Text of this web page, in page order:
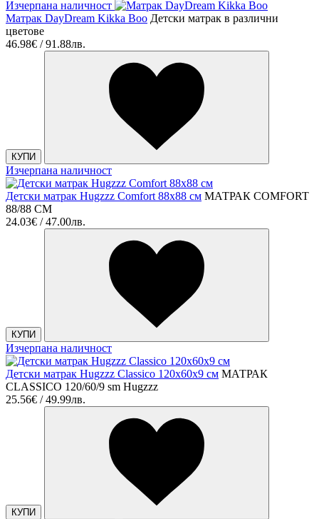
Изчерпана наличност
Матрак DayDream Kikka Boo Детски матрак в различни
цветове
46.98€ / 91.88лв.
КУПИ
Изчерпана наличност
Детски матрак Hugzzz Comfort 88x88 см МАТРАК COMFORT
88/88 СМ
24.03€ / 47.00лв.
КУПИ
Изчерпана наличност
Детски матрак Hugzzz Classico 120x60x9 см МАТРАК
CLASSICO 120/60/9 sm Hugzzz
25.56€ / 49.99лв.
КУПИ